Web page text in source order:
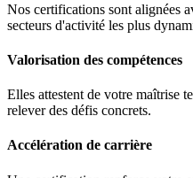
Nos certifications sont alignées
secteurs d'activité les plus
Valorisation des compétences
Elles attestent de votre maîtrise
relever des défis concrets.
Accélération de carrière